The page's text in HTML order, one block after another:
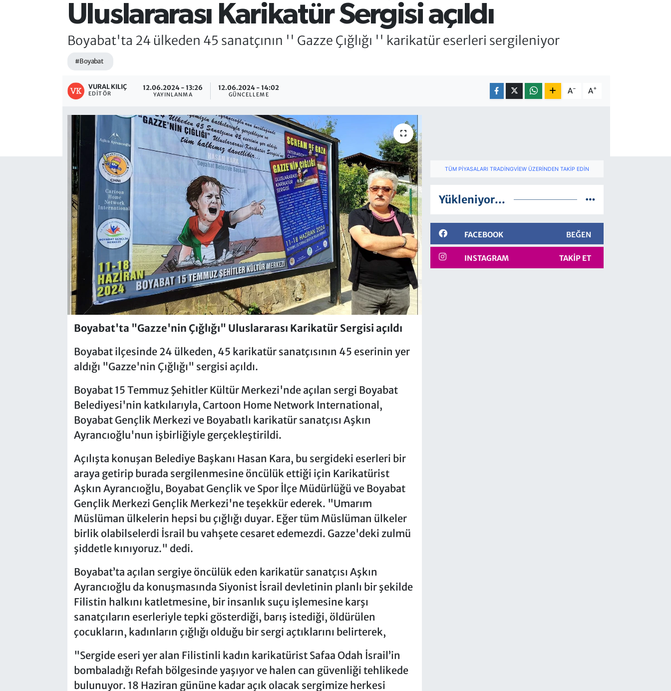
Uluslararası Karikatür Sergisi açıldı
Boyabat'ta 24 ülkeden 45 sanatçının '' Gazze Çığlığı '' karikatür eserleri sergileniyor
#Boyabat
VURAL KILIÇ
EDITÖR
12.06.2024 - 13:26
YAYINLANMA
12.06.2024 - 14:02
GÜNCELLEME A- A+
Boyabat'ta "Gazze'nin Çığlığı" Uluslararası Karikatür Sergisi açıldı
Boyabat ilçesinde 24 ülkeden, 45 karikatür sanatçısının 45 eserinin yer
aldığı "Gazze'nin Çığlığı" sergisi açıldı.
Boyabat 15 Temmuz Şehitler Kültür Merkezi'nde açılan sergi Boyabat
Belediyesi'nin katkılarıyla, Cartoon Home Network International,
Boyabat Gençlik Merkezi ve Boyabatlı karikatür sanatçısı Aşkın
Ayrancıoğlu'nun işbirliğiyle gerçekleştirildi.
Açılışta konuşan Belediye Başkanı Hasan Kara, bu sergideki eserleri bir
araya getirip burada sergilenmesine öncülük ettiği için Karikatürist
Aşkın Ayrancıoğlu, Boyabat Gençlik ve Spor İlçe Müdürlüğü ve Boyabat
Gençlik Merkezi Gençlik Merkezi'ne teşekkür ederek. "Umarım
Müslüman ülkelerin hepsi bu çığlığı duyar. Eğer tüm Müslüman ülkeler
birlik olabilselerdi İsrail bu vahşete cesaret edemezdi. Gazze'deki zulmü
şiddetle kınıyoruz." dedi.
Boyabat’ta açılan sergiye öncülük eden karikatür sanatçısı Aşkın
Ayrancıoğlu da konuşmasında Siyonist İsrail devletinin planlı bir şekilde
Filistin halkını katletmesine, bir insanlık suçu işlemesine karşı
sanatçıların eserleriyle tepki gösterdiği, barış istediği, öldürülen
çocukların, kadınların çığlığı olduğu bir sergi açtıklarını belirterek,
"Sergide eseri yer alan Filistinli kadın karikatürist Safaa Odah İsrail’in
bombaladığı Refah bölgesinde yaşıyor ve halen can güvenliği tehlikede
bulunuyor. 18 Haziran gününe kadar açık olacak sergimize herkesi
TÜM PIYASALARI TRADINGVIEW ÜZERINDEN TAKIP EDIN
Yükleniyor...
FACEBOOK BEĞEN
INSTAGRAM TAKIP ET